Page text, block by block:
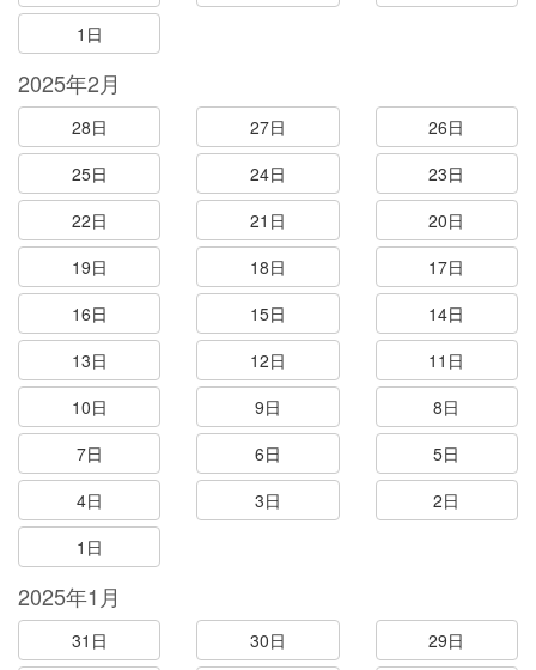
1日
2025年2月
28日 27日
26日
25日
24日
23日
22日
21日
20日
19日
18日
17日
16日
15日
14日
13日
12日
11日
10日
9日
8日
7日
6日
5日
4日
3日
2日
1日
2025年1月
31日 30日
29日